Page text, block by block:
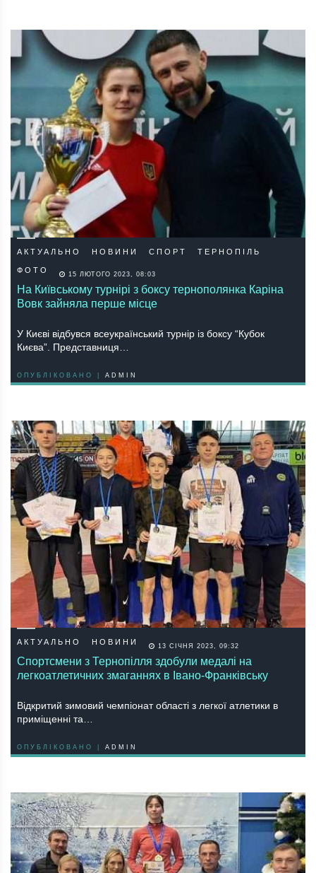
АКТУАЛЬНО НОВИНИ СПОРТ ТЕРНОПІЛЬ
ФОТО 15 ЛЮТОГО 2023, 08:03
На Київському турнірі з боксу тернополянка Каріна
Вовк зайняла перше місце
У Києві відбувся всеукраїнський турнір із боксу “Кубок
Києва”. Представниця…
ОПУБЛІКОВАНО | ADMIN
АКТУАЛЬНО НОВИНИ 13 СІЧНЯ 2023, 09:32
Спортсмени з Тернопілля здобули медалі на
легкоатлетичних змаганнях в Івано-Франківську
Відкритий зимовий чемпіонат області з легкої атлетики в
приміщенні та…
ОПУБЛІКОВАНО | ADMIN